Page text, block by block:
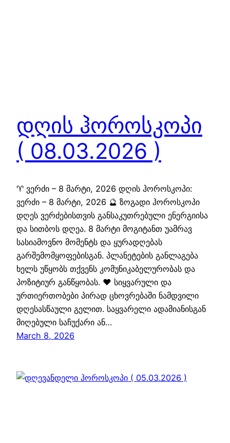
დღის ჰოროსკოპი
( 08.03.2026 )
♈ ვერძი – 8 მარტი, 2026 დღის ჰოროსკოპი:
ვერძი – 8 მარტი, 2026 🔮 ზოგადი ჰოროსკოპი
დღეს ვერძებისთვის განსაკუთრებული ენერგიისა
და სითბოს დღეა. 8 მარტი მოგიტანთ უამრავ
სასიამოვნო მომენტს და ყურადღებას
გარშემომყოფებისგან. პლანეტების განლაგება
ხელს უწყობს თქვენს კომუნიკაბელურობას და
პოზიტიურ განწყობას. ❤️ სიყვარული და
ურთიერთობები პირად ცხოვრებაში ნამდვილი
დღესასწაული გელით. საყვარელი ადამიანისგან
მიღებული საჩუქარი ან…
March 8, 2026